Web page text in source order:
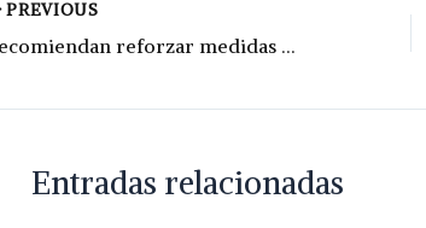
PREVIOUS
Recomiendan reforzar medidas de prevención por triquinosis
Entradas relacionadas